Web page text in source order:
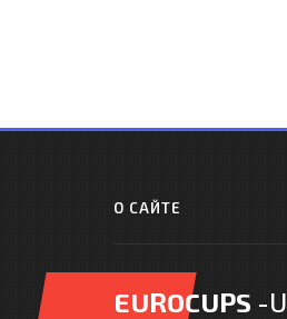
О САЙТЕ
EUROCUPS -